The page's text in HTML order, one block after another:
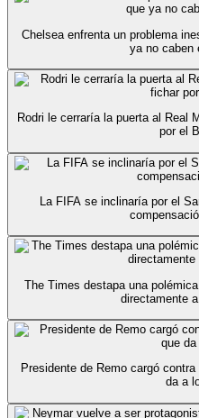
Chelsea enfrenta un problema
ya no caben
Rodri le cerraría la puerta al Real
por el
La FIFA se inclinaría por el
The Times destapa una
directamente
Presidente de Remo cargó
da a